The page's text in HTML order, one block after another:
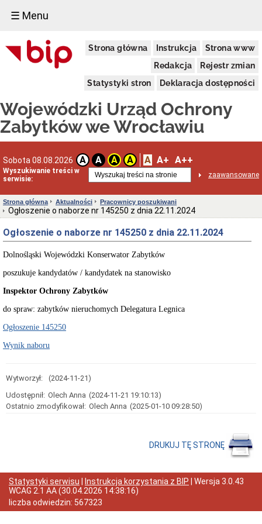
☰ Menu
Strona główna Instrukcja
Strona www
Redakcja
Rejestr zmian
Statystyki stron
Deklaracja dostępności
Wojewódzki Urząd Ochrony
Zabytków we Wrocławiu
Sobota 08.08.2026 A A A A A A+ A++
Wyszukiwanie treści w
serwisie:
zaawansowane
Dostępność
Deklaracja
dostępności
realizowanym
projekcie
dofinansowanym
Europejskich
Delegatury
adresowe
Podstawy
prawne
działalności
Osoby
i
kompetencje
Przedmiot
i
Sprawozdawczość
finansowa
Zabytków
Poradnik
klienta
Opłaty
skarbowe
Szukam
legalnie
Strona główna Aktualności Pracownicy poszukiwani
Ogłoszenie o naborze nr 145250 z dnia 22.11.2024
Ogłoszenie o naborze nr 145250 z dnia 22.11.2024
Dolnośląski Wojewódzki Konserwator Zabytków
poszukuje kandydatów / kandydatek na stanowisko
Inspektor Ochrony Zabytków
do spraw: zabytków nieruchomych Delegatura Legnica
Ogłoszenie 145250
Wynik naboru
Wytworzył:
(2024-11-21)
Udostępnił: Olech Anna (2024-11-21 19:10:13)
Ostatnio zmodyfikował: Olech Anna (2025-01-10 09:28:50)
DRUKUJ TĘ STRONĘ
Statystyki serwisu Instrukcja korzystania z BIP | Wersja 3.0.43
WCAG 2.1 AA(30.04.2026 14:38:16)
liczba odwiedzin: 567323